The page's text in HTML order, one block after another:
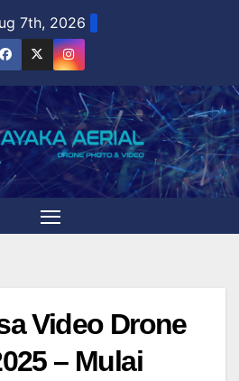
7th, 2026
Video Drone
– Mulai